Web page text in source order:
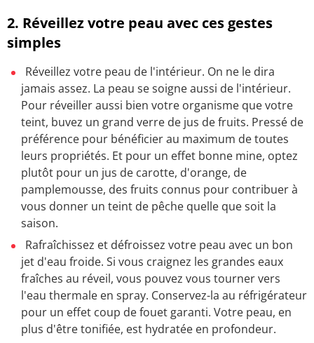
2. Réveillez votre peau avec ces gestes
simples
Réveillez votre peau de l'intérieur. On ne le dira
jamais assez. La peau se soigne aussi de l'intérieur.
Pour réveiller aussi bien votre organisme que votre
teint, buvez un grand verre de jus de fruits. Pressé de
préférence pour bénéficier au maximum de toutes
leurs propriétés. Et pour un effet bonne mine, optez
plutôt pour un jus de carotte, d'orange, de
pamplemousse, des fruits connus pour contribuer à
vous donner un teint de pêche quelle que soit la
saison.
Rafraîchissez et défroissez votre peau avec un bon
jet d'eau froide. Si vous craignez les grandes eaux
fraîches au réveil, vous pouvez vous tourner vers
l'eau thermale en spray. Conservez-la au réfrigérateur
pour un effet coup de fouet garanti. Votre peau, en
plus d'être tonifiée, est hydratée en profondeur.